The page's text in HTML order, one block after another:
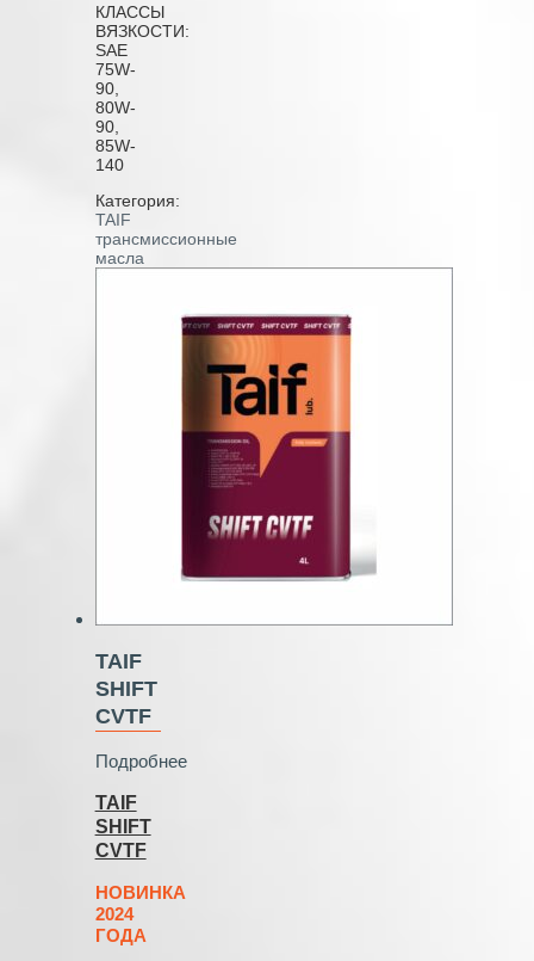
КЛАССЫ
ВЯЗКОСТИ:
SAE
75W-
90,
80W-
90,
85W-
140
Категория:
TAIF
трансмиссионные
масла
TAIF
SHIFT
CVTF
Подробнее
TAIF
SHIFT
CVTF
НОВИНКА
2024
ГОДА